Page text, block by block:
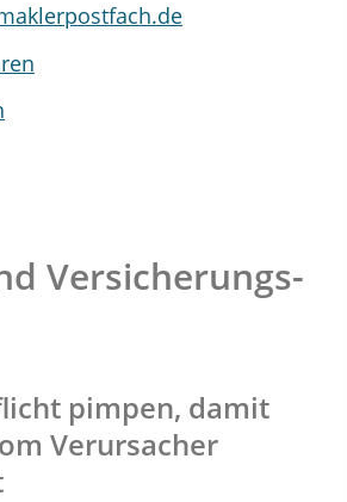
Versicherungs-
pimpen, damit
Verursacher